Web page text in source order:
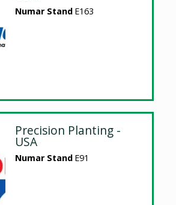
Numar Stand E163
Precision Planting -
USA
Numar Stand E91